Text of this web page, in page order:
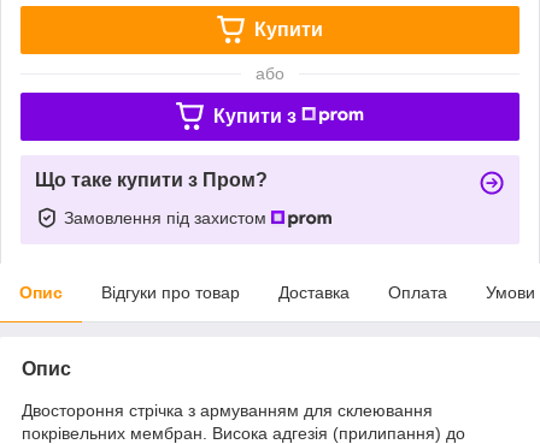
Купити
або
Купити з
Що таке купити з Пром?
Замовлення під захистом
Опис Відгуки про товар Доставка Оплата Умови
Опис
Двостороння стрічка з армуванням для склеювання
покрівельних мембран. Висока адгезія (прилипання) до